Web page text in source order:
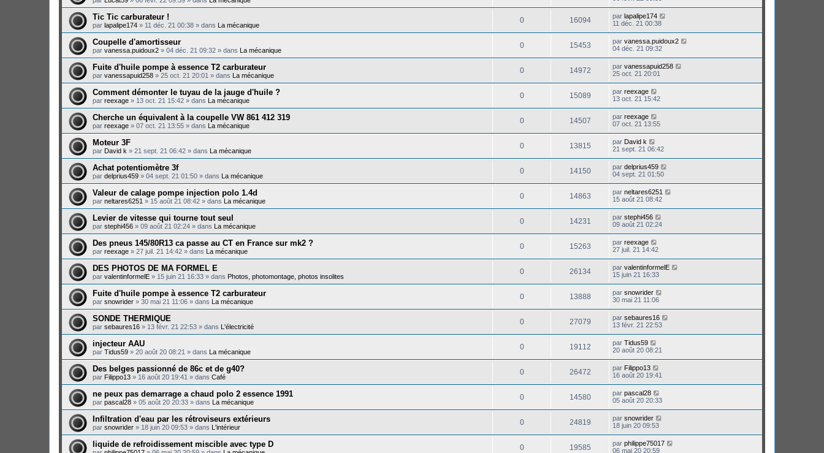
Tic Tic carburateur !
par lapalipe174 » 11 déc. 21 00:38 » dans La mécanique
0 16094 par lapalipe174
11 déc. 21 00:38
Coupelle d'amortisseur
par vanessa.puidoux2 » 04 déc. 21 09:32 » dans La mécanique
0 15453 par vanessa.puidoux2
04 déc. 21 09:32
Fuite d'huile pompe à essence T2 carburateur
par vanessapuid258 » 25 oct. 21 20:01 » dans La mécanique
0 14972 par vanessapuid258
25 oct. 21 20:01
Comment démonter le tuyau de la jauge d'huile ?
par reexage » 13 oct. 21 15:42 » dans La mécanique
0 15089 par reexage
13 oct. 21 15:42
Cherche un équivalent à la coupelle VW 861 412 319
par reexage » 07 oct. 21 13:55 » dans La mécanique
0 14507 par reexage
07 oct. 21 13:55
Moteur 3F
par David k » 21 sept. 21 06:42 » dans La mécanique
0 13815 par David k
21 sept. 21 06:42
Achat potentiomètre 3f
par delprius459 » 04 sept. 21 01:50 » dans La mécanique
0 14150 par delprius459
04 sept. 21 01:50
Valeur de calage pompe injection polo 1.4d
par neltares6251 » 15 août 21 08:42 » dans La mécanique
0 14863 par neltares6251
15 août 21 08:42
Levier de vitesse qui tourne tout seul
par stephi456 » 09 août 21 02:24 » dans La mécanique
0 14231 par stephi456
09 août 21 02:24
Des pneus 145/80R13 ca passe au CT en France sur mk2 ?
par reexage » 27 juil. 21 14:42 » dans La mécanique
0 15263 par reexage
27 juil. 21 14:42
DES PHOTOS DE MA FORMEL E
par valentinformelE » 15 juin 21 16:33 » dans Photos, photomontage, photos insolites
0 26134 par valentinformelE
15 juin 21 16:33
Fuite d'huile pompe à essence T2 carburateur
par snowrider » 30 mai 21 11:06 » dans La mécanique
0 13888 par snowrider
30 mai 21 11:06
SONDE THERMIQUE
par sebaures16 » 13 févr. 21 22:53 » dans L'électricité
0 27079 par sebaures16
13 févr. 21 22:53
injecteur AAU
par Tidus59 » 20 août 20 08:21 » dans La mécanique
0 19112 par Tidus59
20 août 20 08:21
Des belges passionné de 86c et de g40?
par Filippo13 » 16 août 20 19:41 » dans Café
0 26472 par Filippo13
16 août 20 19:41
ne peux pas demarrage a chaud polo 2 essence 1991
par pascal28 » 05 août 20 20:33 » dans La mécanique
0 14580 par pascal28
05 août 20 20:33
Infiltration d'eau par les rétroviseurs extérieurs
par snowrider » 18 juin 20 09:53 » dans L'intérieur
0 24819 par snowrider
18 juin 20 09:53
liquide de refroidissement miscible avec type D 0 19585 par philippe75017
06 mai 20 20:59